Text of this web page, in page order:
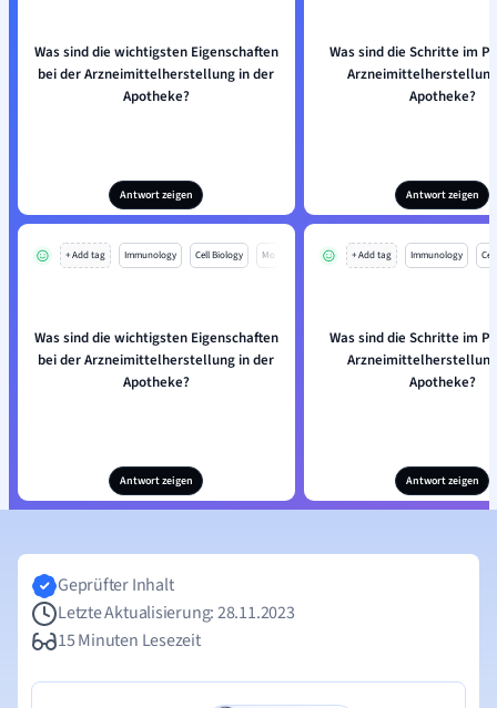
Was sind die wichtigsten Eigenschaften
bei der Arzneimittelherstellung in der
Apotheke?
Antwort zeigen
Was sind die Schritte im
Apotheke?
Antwort zeigen
+ Add tag Immunology Cell Biology Mo
Was sind die wichtigsten Eigenschaften
bei der Arzneimittelherstellung in der
Apotheke?
Antwort zeigen
+ Add tag Immunology
Was sind die Schritte im
Apotheke?
Antwort zeigen
Geprüfter Inhalt
Letzte Aktualisierung: 28.11.2023
15 Minuten Lesezeit